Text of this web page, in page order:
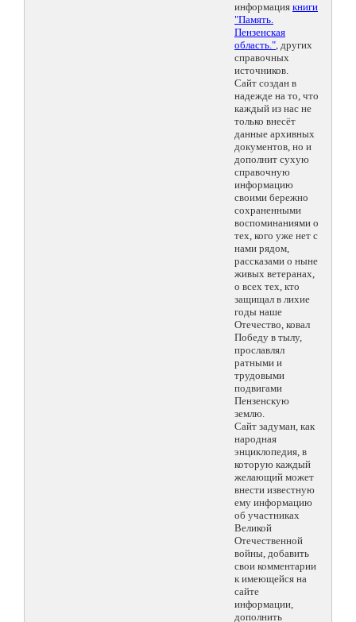
информация книги
"Память.
Пензенская
область.", других
справочных
источников.
Сайт создан в
надежде на то, что
каждый из нас не
только внесёт
данные архивных
документов, но и
дополнит сухую
справочную
информацию
своими бережно
сохраненными
воспоминаниями о
тех, кого уже нет с
нами рядом,
рассказами о ныне
живых ветеранах,
о всех тех, кто
защищал в лихие
годы наше
Отечество, ковал
Победу в тылу,
прославлял
ратными и
трудовыми
подвигами
Пензенскую
землю.
Сайт задуман, как
народная
энциклопедия, в
которую каждый
желающий может
внести известную
ему информацию
об участниках
Великой
Отечественной
войны, добавить
свои комментарии
к имеющейся на
сайте
информации,
дополнить